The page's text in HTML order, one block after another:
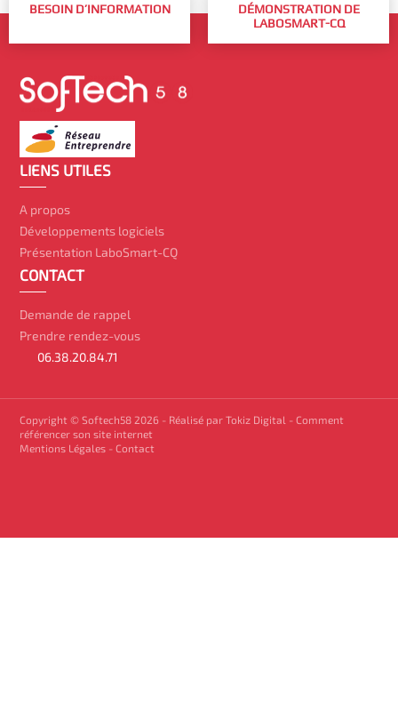
BESOIN D’INFORMATION
DÉMONSTRATION DE
LABOSMART-CQ
LIENS UTILES
A propos
Développements logiciels
Présentation LaboSmart-CQ
CONTACT
Demande de rappel
Prendre rendez-vous
06.38.20.84.71
Copyright © Softech58 2026 - Réalisé par Tokiz Digital -Comment
référencer son site internet
Mentions Légales -Contact